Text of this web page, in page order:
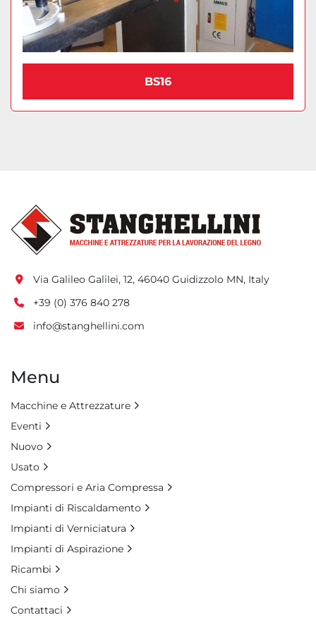
BS16
Via Galileo Galilei, 12, 46040 Guidizzolo MN, Italy
+39 (0) 376 840 278
info@stanghellini.com
Menu
Macchine e Attrezzature
Eventi
Nuovo
Usato
Compressori e Aria Compressa
Impianti di Riscaldamento
Impianti di Verniciatura
Impianti di Aspirazione
Ricambi
Chi siamo
Contattaci